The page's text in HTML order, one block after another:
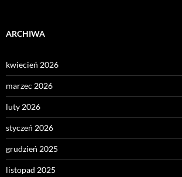
ARCHIWA
kwiecień 2026
marzec 2026
luty 2026
styczeń 2026
grudzień 2025
listopad 2025